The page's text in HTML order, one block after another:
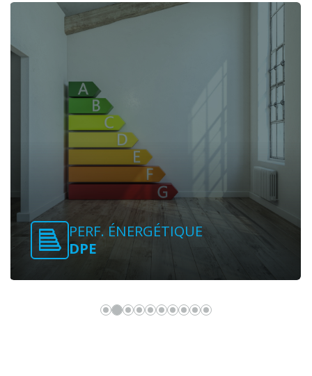
PERF. ÉNERGÉTIQUE
DPE